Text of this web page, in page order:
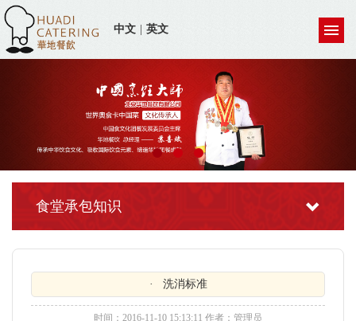
中文 英文
食堂承包知识
· 洗消标准
时间：2016-11-10 15:13:11 作者：管理员